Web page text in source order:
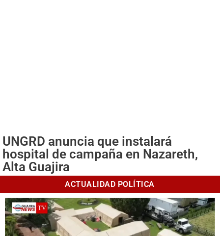
UNGRD anuncia que instalará
hospital de campaña en Nazareth,
Alta Guajira
ACTUALIDAD POLÍTICA